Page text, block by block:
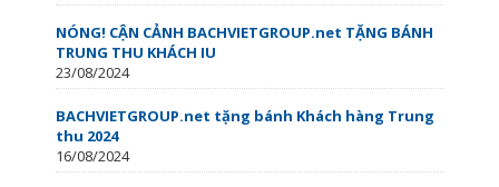
NÓNG! CẬN CẢNH BACHVIETGROUP.net TẶNG BÁNH
TRUNG THU KHÁCH IU
23/08/2024
BACHVIETGROUP.net tặng bánh Khách hàng Trung
thu 2024
16/08/2024